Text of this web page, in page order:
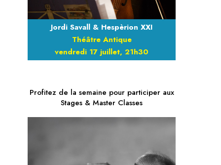
Jordi Savall & Hespèrion XXI
Théâtre Antique
vendredi 17 juillet, 21h30
Profitez de la semaine pour participer aux
Stages & Master Classes